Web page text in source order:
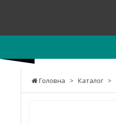
та
запчастин
сільгосптехніки,
Головна > Каталог >